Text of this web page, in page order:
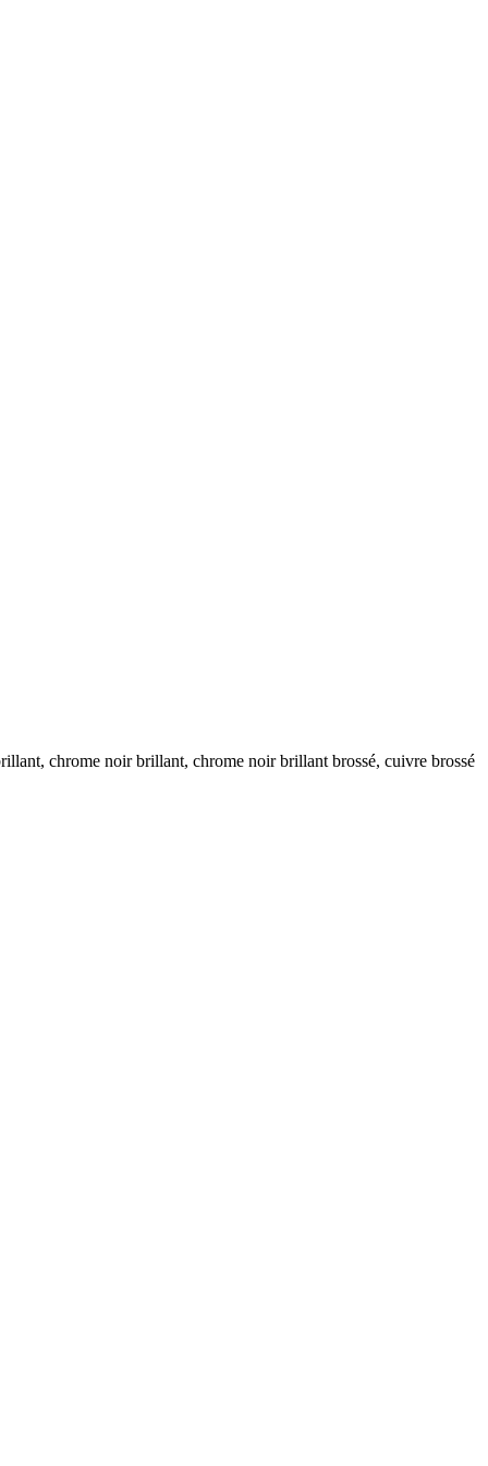
chrome noir brillant, chrome noir brillant brossé, cuivre brossé